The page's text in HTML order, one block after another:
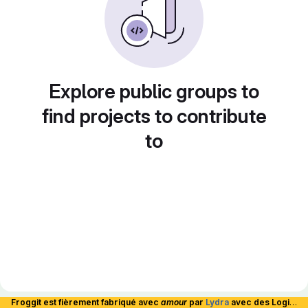
Explore public groups to
find projects to contribute
to
Froggit est fièrement fabriqué avec amour par Lydra avec des Logiciels Libres et hébergé en